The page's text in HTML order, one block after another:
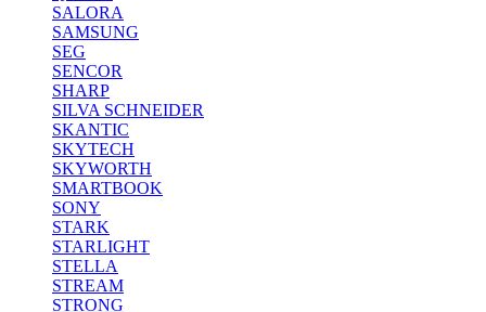
SALORA
SAMSUNG
SEG
SENCOR
SHARP
SILVA SCHNEIDER
SKANTIC
SKYTECH
SKYWORTH
SMARTBOOK
SONY
STARK
STARLIGHT
STELLA
STREAM
STRONG